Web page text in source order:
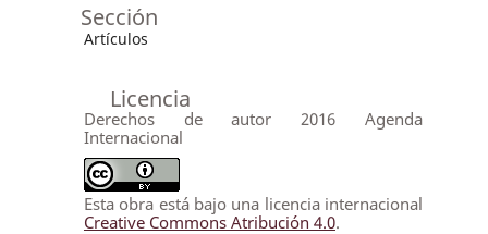
Sección
Artículos
Licencia
Derechos de autor 2016 Agenda
Internacional
Esta obra está bajo una licencia internacional
Creative Commons Atribución 4.0.